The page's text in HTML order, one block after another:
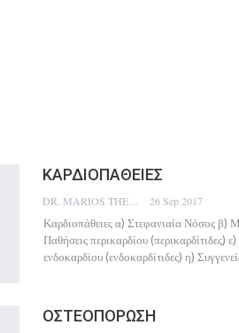
ΚΑΡΔΙΟΠΑΘΕΙΕΣ
26 Sep 2017
Καρδιοπάθειες α) Στεφανιαία Νόσος β)
Παθήσεις περικαρδίου (περικαρδίτιδες)
ενδοκαρδίου (ενδοκαρδίτιδες) η)
ΟΣΤΕΟΠΟΡΩΣΗ